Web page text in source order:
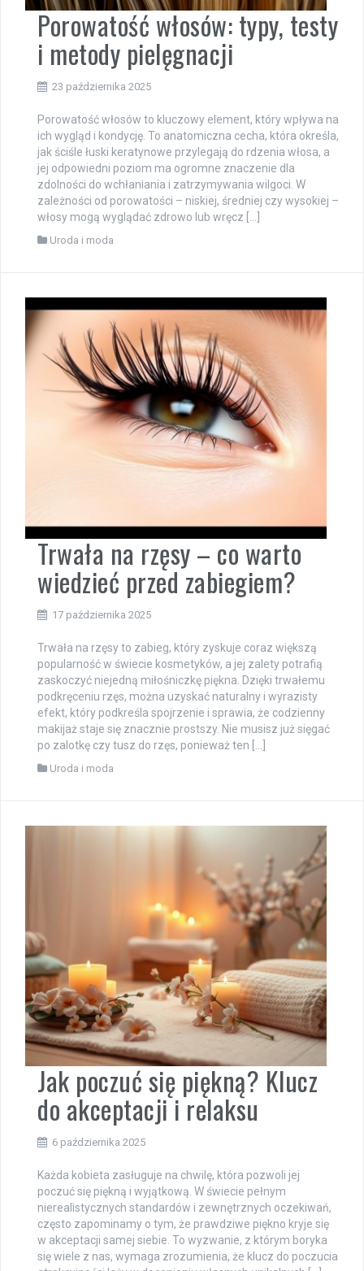
Porowatość włosów: typy, testy
i metody pielęgnacji
23 października 2025
Porowatość włosów to kluczowy element, który wpływa na
ich wygląd i kondycję. To anatomiczna cecha, która określa,
jak ściśle łuski keratynowe przylegają do rdzenia włosa, a
jej odpowiedni poziom ma ogromne znaczenie dla
zdolności do wchłaniania i zatrzymywania wilgoci. W
zależności od porowatości – niskiej, średniej czy wysokiej –
włosy mogą wyglądać zdrowo lub wręcz […]
Uroda i moda
Trwała na rzęsy – co warto
wiedzieć przed zabiegiem?
17 października 2025
Trwała na rzęsy to zabieg, który zyskuje coraz większą
popularność w świecie kosmetyków, a jej zalety potrafią
zaskoczyć niejedną miłośniczkę piękna. Dzięki trwałemu
podkręceniu rzęs, można uzyskać naturalny i wyrazisty
efekt, który podkreśla spojrzenie i sprawia, że codzienny
makijaż staje się znacznie prostszy. Nie musisz już sięgać
po zalotkę czy tusz do rzęs, ponieważ ten […]
Uroda i moda
Jak poczuć się piękną? Klucz
do akceptacji i relaksu
6 października 2025
Każda kobieta zasługuje na chwilę, która pozwoli jej
poczuć się piękną i wyjątkową. W świecie pełnym
nierealistycznych standardów i zewnętrznych oczekiwań,
często zapominamy o tym, że prawdziwe piękno kryje się
w akceptacji samej siebie. To wyzwanie, z którym boryka
się wiele z nas, wymaga zrozumienia, że klucz do poczucia